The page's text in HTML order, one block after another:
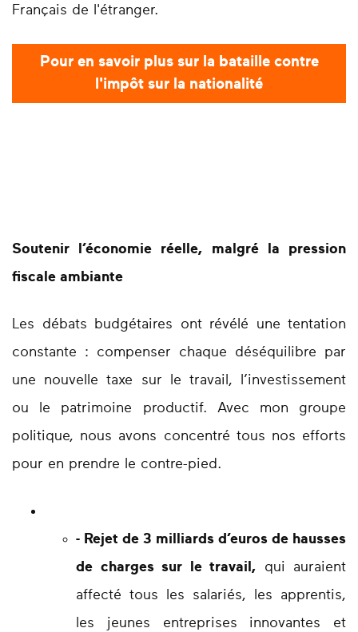
Français de l'étranger.
Pour en savoir plus sur la bataille contre
l'impôt sur la nationalité
Soutenir l’économie réelle, malgré la pression
fiscale ambiante
Les débats budgétaires ont révélé une tentation
constante : compenser chaque déséquilibre par
une nouvelle taxe sur le travail, l’investissement
ou le patrimoine productif. Avec mon groupe
politique, nous avons concentré tous nos efforts
pour en prendre le contre-pied.
- Rejet de 3 milliards d’euros de hausses
de charges sur le travail, qui auraient
affecté tous les salariés, les apprentis,
les jeunes entreprises innovantes et